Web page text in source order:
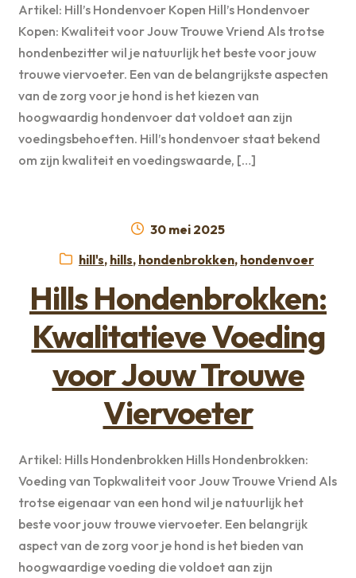
Artikel: Hill’s Hondenvoer Kopen Hill’s Hondenvoer
Kopen: Kwaliteit voor Jouw Trouwe Vriend Als trotse
hondenbezitter wil je natuurlijk het beste voor jouw
trouwe viervoeter. Een van de belangrijkste aspecten
van de zorg voor je hond is het kiezen van
hoogwaardig hondenvoer dat voldoet aan zijn
voedingsbehoeften. Hill’s hondenvoer staat bekend
om zijn kwaliteit en voedingswaarde, […]
Geplaatst
30 mei 2025
Categorieën:
hill's, hills, hondenbrokken, hondenvoer
Hills Hondenbrokken:
Kwalitatieve Voeding
voor Jouw Trouwe
Viervoeter
Artikel: Hills Hondenbrokken Hills Hondenbrokken:
Voeding van Topkwaliteit voor Jouw Trouwe Vriend Als
trotse eigenaar van een hond wil je natuurlijk het
beste voor jouw trouwe viervoeter. Een belangrijk
aspect van de zorg voor je hond is het bieden van
hoogwaardige voeding die voldoet aan zijn